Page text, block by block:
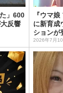
」600
反響
『ウマ
に新育
ションが
2026年7月10